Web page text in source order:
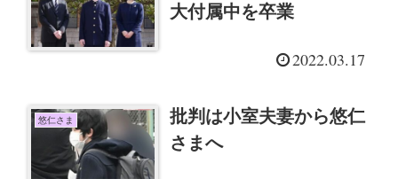
大付属中を卒業
2022.03.17
悠仁さま
批判は小室夫妻から悠仁
さまへ